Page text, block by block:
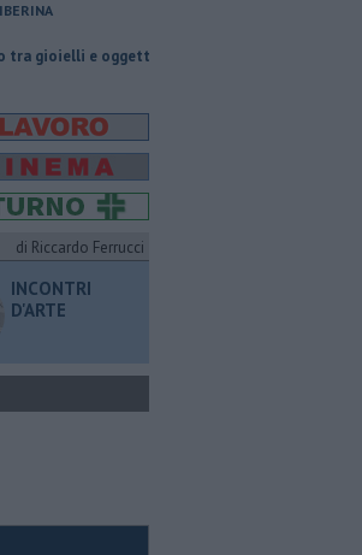
oggetti personalizzati
di Riccardo Ferrucci
INCONTRI
D'ARTE